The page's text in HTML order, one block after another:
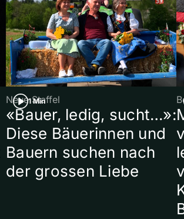
1 Min
Neue Staffel
«Bauer, ledig, sucht…»:
Diese Bäuerinnen und
Bauern suchen nach
der grossen Liebe